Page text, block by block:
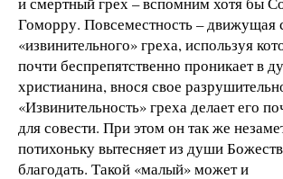
Гоморру. Повсеместность – движущая
«извинительного» греха, используя
почти беспрепятственно проникает в
христианина, внося свое
«Извинительность» греха делает его
для совести. При этом он так же
потихоньку вытесняет из души
благодать. Такой «малый» может и